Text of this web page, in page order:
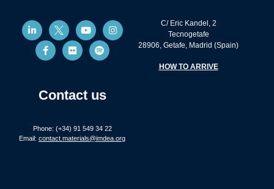
Contact us
Phone: (+34) 91 549 34 22
Email: contact.materials@imdea.org
C/ Eric Kandel, 2
Tecnogetafe
28906, Getafe, Madrid (Spain)
HOW TO ARRIVE